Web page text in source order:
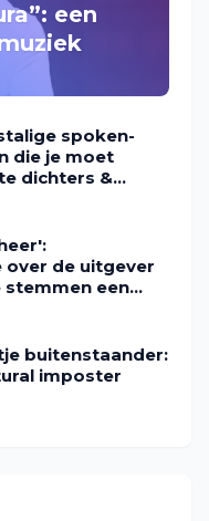
een
spoken-
die je moet
dichters &
over de uitgever
stemmen een
buitenstaander:
imposter